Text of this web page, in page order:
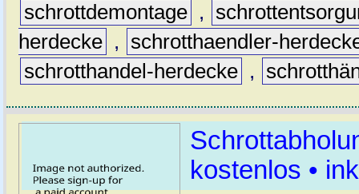
schrottdemontage ,
herdecke ,
schrotthaendler-
schrotthandel-herdecke ,
kostenlos •